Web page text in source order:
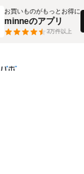
お買いものがもっとお得に
minneのアプリ
3万件以上